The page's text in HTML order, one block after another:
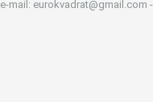
e-mail: